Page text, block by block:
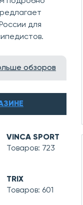
для
обзоров
VINCA SPORT
Товаров: 723
TRIX
Товаров: 601